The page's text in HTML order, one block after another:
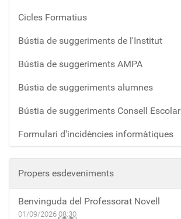
Cicles Formatius
Bústia de suggeriments de l'Institut
Bústia de suggeriments AMPA
Bústia de suggeriments alumnes
Bústia de suggeriments Consell Escolar
Formulari d'incidències informàtiques
Propers esdeveniments
Benvinguda del Professorat Novell
01/09/2026 08:30